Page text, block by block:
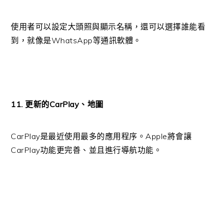
使用者可以設定大頭照與顯示名稱，還可以選擇誰能看
到，就像是WhatsApp等通訊軟體。
11. 更新的CarPlay、 地圖
CarPlay是最近使用最多的應用程序。Apple將會讓
CarPlay功能更完善、並且進行導航功能。